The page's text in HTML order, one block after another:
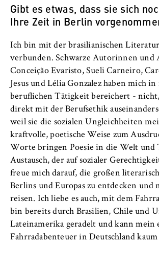
Gibt es etwas, dass sie sich
Ihre Zeit in Berlin
Ich bin mit der brasilianischen
verbunden. Schwarze Autorinnen und
Conceição Evaristo, Sueli Carneiro,
Jesus und Lélia Gonzalez haben mich
beruflichen Tätigkeit bereichert -
direkt mit der Berufsethik
weil sie die sozialen Ungleichheiten
kraftvolle, poetische Weise zum
Worte bringen Poesie in die Welt und
Austausch, der auf sozialer
freue mich darauf, die großen
Berlins und Europas zu entdecken und
reisen. Ich liebe es auch, mit dem
bin bereits durch Brasilien, Chile und
Lateinamerika geradelt und kann mein
Fahrradabenteuer in Deutschland